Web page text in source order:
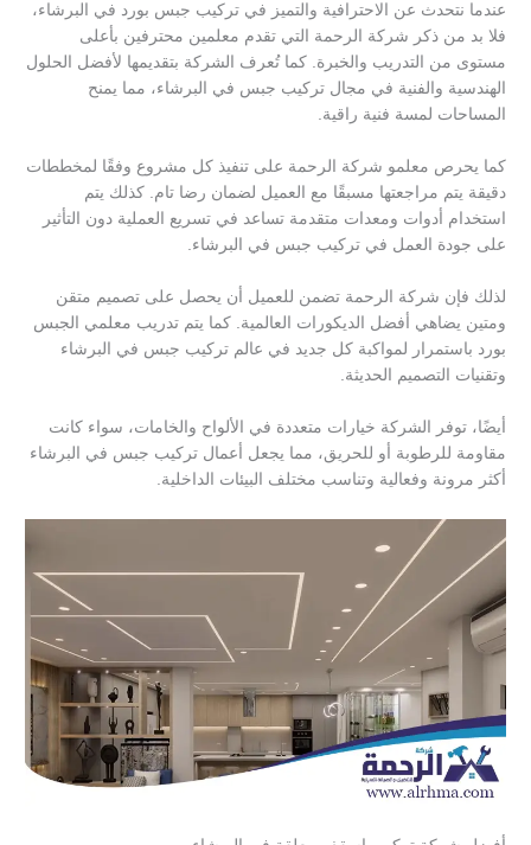
عندما نتحدث عن الاحترافية والتميز في تركيب جبس بورد في البرشاء،
فلا بد من ذكر شركة الرحمة التي تقدم معلمين محترفين بأعلى
مستوى من التدريب والخبرة. كما تُعرف الشركة بتقديمها لأفضل الحلول
الهندسية والفنية في مجال تركيب جبس في البرشاء، مما يمنح
المساحات لمسة فنية راقية.
كما يحرص معلمو شركة الرحمة على تنفيذ كل مشروع وفقًا لمخططات
دقيقة يتم مراجعتها مسبقًا مع العميل لضمان رضا تام. كذلك يتم
استخدام أدوات ومعدات متقدمة تساعد في تسريع العملية دون التأثير
على جودة العمل في تركيب جبس في البرشاء.
لذلك فإن شركة الرحمة تضمن للعميل أن يحصل على تصميم متقن
ومتين يضاهي أفضل الديكورات العالمية. كما يتم تدريب معلمي الجبس
بورد باستمرار لمواكبة كل جديد في عالم تركيب جبس في البرشاء
وتقنيات التصميم الحديثة.
أيضًا، توفر الشركة خيارات متعددة في الألواح والخامات، سواء كانت
مقاومة للرطوبة أو للحريق، مما يجعل أعمال تركيب جبس في البرشاء
أكثر مرونة وفعالية وتناسب مختلف البيئات الداخلية.